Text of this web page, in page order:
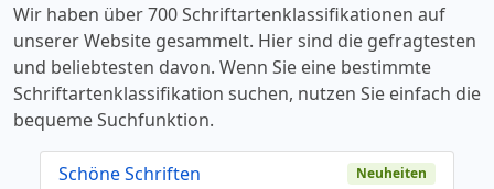
Wir haben über 700 Schriftartenklassifikationen auf
unserer Website gesammelt. Hier sind die gefragtesten
und beliebtesten davon. Wenn Sie eine bestimmte
Schriftartenklassifikation suchen, nutzen Sie einfach die
bequeme Suchfunktion.
Schöne Schriften Neuheiten